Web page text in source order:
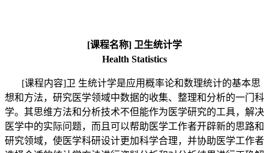
[课程名称] 卫生统计学
Health Statistics
[课程内容]卫 生统计学是应用概率论和数理统计的基本思
想和方法，研究医学领域中数据的收集、整理和分析的一门科
学。其思维方法和分析技术不但能作为医学研究的工具，解决
医学中的实际问题，而且可以帮助医学工作者开辟新的思路和
研究领域，使医学科研设计更加科学合理，并协助医学工作者